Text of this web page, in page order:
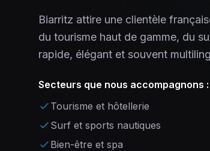
Biarritz attire une clientèle
du tourisme haut de gamme, du
rapide, élégant et souvent
Secteurs que nous accompagnons :
Tourisme et hôtellerie
Surf et sports nautiques
Bien-être et spa